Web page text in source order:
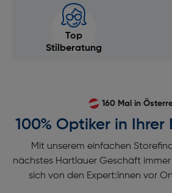
Top
Stilberatung
160 Mal in
100% Optiker in Ihrer
Mit unserem einfachen
nächstes Hartlauer Geschäft
sich von den Expert:innen vor